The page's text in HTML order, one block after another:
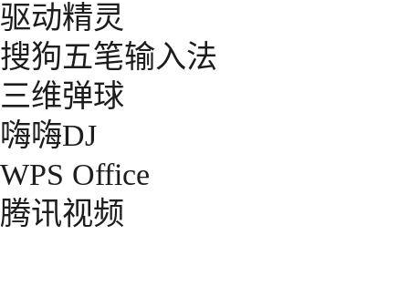
驱动精灵
搜狗五笔输入法
三维弹球
嗨嗨DJ
WPS Office
腾讯视频